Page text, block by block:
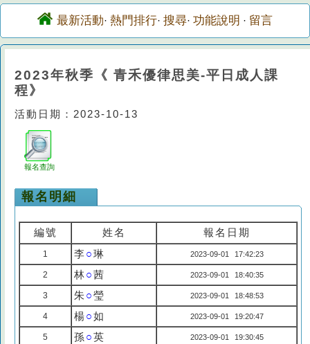
最新活動· 熱門排行· 搜尋· 功能說明 · 留言
2023年秋季《 青禾優律思美-平日成人課
程》
活動日期：2023-10-13
報名查詢
報名明細
編號 姓名 報名日期
1 李○琳 2023-09-01 17:42:23
2 林○茜 2023-09-01 18:40:35
3 朱○瑩 2023-09-01 18:48:53
4 楊○如 2023-09-01 19:20:47
5 孫○英 2023-09-01 19:30:45